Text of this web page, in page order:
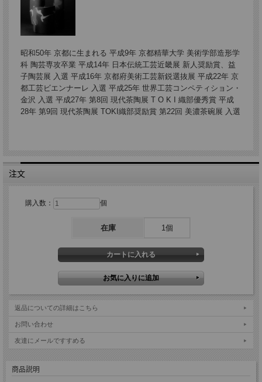
昭和50年 京都に生まれる 平成9年 京都精華大学 美術学部造形学
科 陶芸専攻卒業 平成14年 日本伝統工芸近畿展 新人奨励賞、益
子陶芸展 入選 平成16年 京都府美術工芸新鋭選抜展 平成22年 京
都工芸ビエンナーレ 入選 平成25年 世界工芸コンペティション・
金沢 入選 平成27年 第8回 現代茶陶展 T O K I 織部優秀賞 平成
28年 第9回 現代茶陶展 TOKI織部奨励賞 第22回 美濃茶碗展 入選
注文
購入数： 個
在庫 1個
返品についての詳細はこちら
お問い合わせ
友達にメールですすめる
商品説明